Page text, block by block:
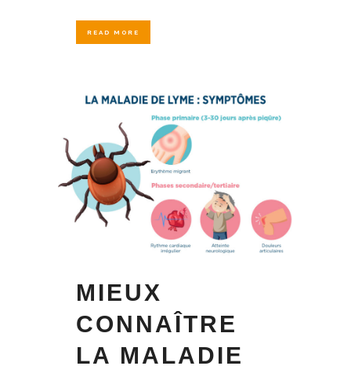
READ MORE
MIEUX
CONNAÎTRE
LA MALADIE